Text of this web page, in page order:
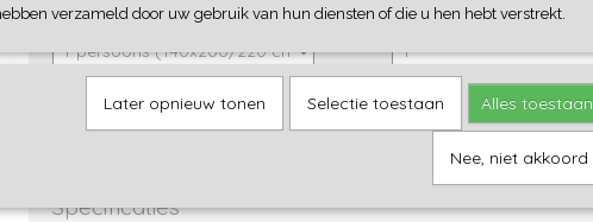
Maat Aantal
IN WINKELWAGEN
Specificaties
verzameld door uw gebruik van hun diensten of die u hen hebt verstrekt.
Later opnieuw tonen Selectie toestaan Alles toestaan
Nee, niet akkoord